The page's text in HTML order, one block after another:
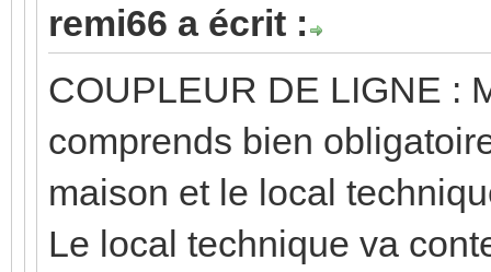
remi66 a écrit :
COUPLEUR DE LIGNE :
comprends bien
maison et le local
Le local technique va